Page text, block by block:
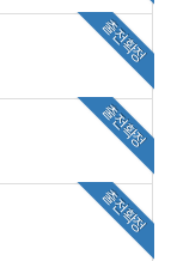
출전확정
출전확정
출전확정